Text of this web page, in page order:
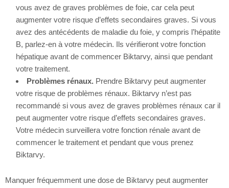
vous avez de graves problèmes de foie, car cela peut
augmenter votre risque d’effets secondaires graves. Si vous
avez des antécédents de maladie du foie, y compris l’hépatite
B, parlez-en à votre médecin. Ils vérifieront votre fonction
hépatique avant de commencer Biktarvy, ainsi que pendant
votre traitement.
Problèmes rénaux. Prendre Biktarvy peut augmenter
votre risque de problèmes rénaux. Biktarvy n’est pas
recommandé si vous avez de graves problèmes rénaux car il
peut augmenter votre risque d’effets secondaires graves.
Votre médecin surveillera votre fonction rénale avant de
commencer le traitement et pendant que vous prenez
Biktarvy.
Manquer fréquemment une dose de Biktarvy peut augmenter